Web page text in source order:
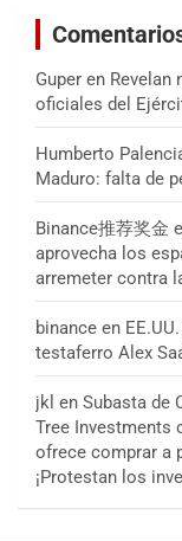
Guper en Revelan
oficiales del
Humberto
Maduro: falta de
Binance推荐奖金
aprovecha los
arremeter contra
binance en
testaferro Alex
jkl en Subasta de
Tree Investments
ofrece comprar a
¡Protestan los